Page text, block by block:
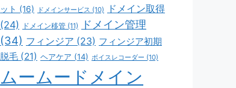
ット (16) ドメインサービス (10)
ドメイン取得
(24)
ドメイン移管 (11)
ドメイン管理
(34) フィンジア (23) フィンジア初期
脱毛 (21) ヘアケア (14) ボイスレコーダー (10)
ムームードメイン